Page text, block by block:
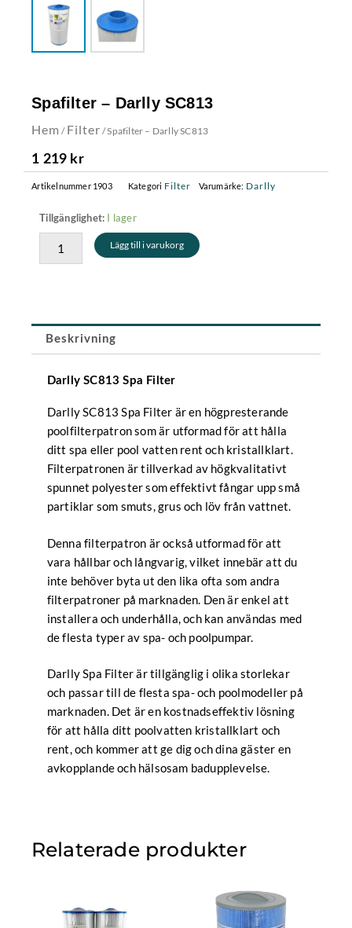
Spafilter – Darlly SC813
Hem / Filter / Spafilter – Darlly SC813
1 219 kr
Artikelnummer 1903 Kategori Filter Varumärke: Darlly
Tillgänglighet: I lager
Spafilter
-
Darlly
SC813
Lägg till i varukorg
Beskrivning
Darlly SC813 Spa Filter
Darlly SC813 Spa Filter är en högpresterande
poolfilterpatron som är utformad för att hålla
ditt spa eller pool vatten rent och kristallklart.
Filterpatronen är tillverkad av högkvalitativt
spunnet polyester som effektivt fångar upp små
partiklar som smuts, grus och löv från vattnet.
Denna filterpatron är också utformad för att
vara hållbar och långvarig, vilket innebär att du
inte behöver byta ut den lika ofta som andra
filterpatroner på marknaden. Den är enkel att
installera och underhålla, och kan användas med
de flesta typer av spa- och poolpumpar.
Darlly Spa Filter är tillgänglig i olika storlekar
och passar till de flesta spa- och poolmodeller på
marknaden. Det är en kostnadseffektiv lösning
för att hålla ditt poolvatten kristallklart och
rent, och kommer att ge dig och dina gäster en
avkopplande och hälsosam badupplevelse.
Relaterade produkter